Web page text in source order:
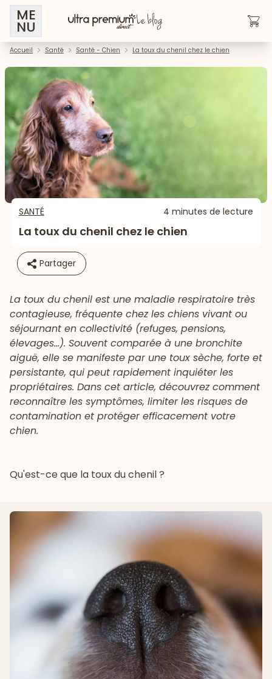
ME
NU
Accueil Santé Santé - Chien La toux du chenil chez le chien
SANTÉ 4 minutes de lecture
La toux du chenil chez le chien
Partager
La toux du chenil est une maladie respiratoire très
contagieuse, fréquente chez les chiens vivant ou
séjournant en collectivité (refuges, pensions,
élevages…). Souvent comparée à une bronchite
aiguë, elle se manifeste par une toux sèche, forte et
persistante, qui peut rapidement inquiéter les
propriétaires. Dans cet article, découvrez comment
reconnaître les symptômes, limiter les risques de
contamination et protéger efficacement votre
chien.
Qu'est-ce que la toux du chenil ?